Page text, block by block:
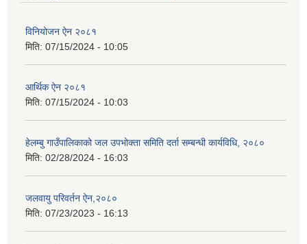
विनियोजन ऐन २०८१
मिति: 07/15/2024 - 10:05
आर्थिक ऐन २०८१
मिति: 07/15/2024 - 10:03
हेलम्बु गाउँपालिकाको जल उपभोक्ता समिति दर्ता सम्बन्धी कार्यविधि, २०८०
मिति: 02/28/2024 - 16:03
जलवायु परिवर्तन ऐन,२०८०
मिति: 07/23/2023 - 16:13